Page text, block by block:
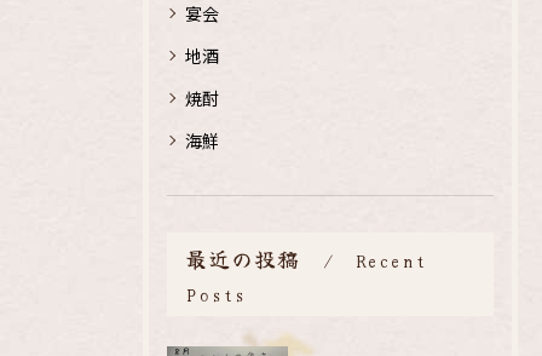
宴会
地酒
焼酎
海鮮
最近の投稿
Recent
Posts